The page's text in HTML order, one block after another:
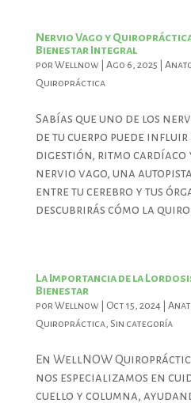
Nervio Vago y
Bienestar Integral
por Wellnow| Ago 6, 2025
Quiropráctica
Sabías que uno de los
de tu cuerpo puede influir
digestión, ritmo cardíaco
nervio vago, una
entre tu cerebro y tus
descubrirás cómo la
La Importancia de la
Bienestar
por Wellnow| Oct 15, 2024|
Quiropráctica, Sin categoría
En WellNOW
nos especializamos en
cuello y columna,